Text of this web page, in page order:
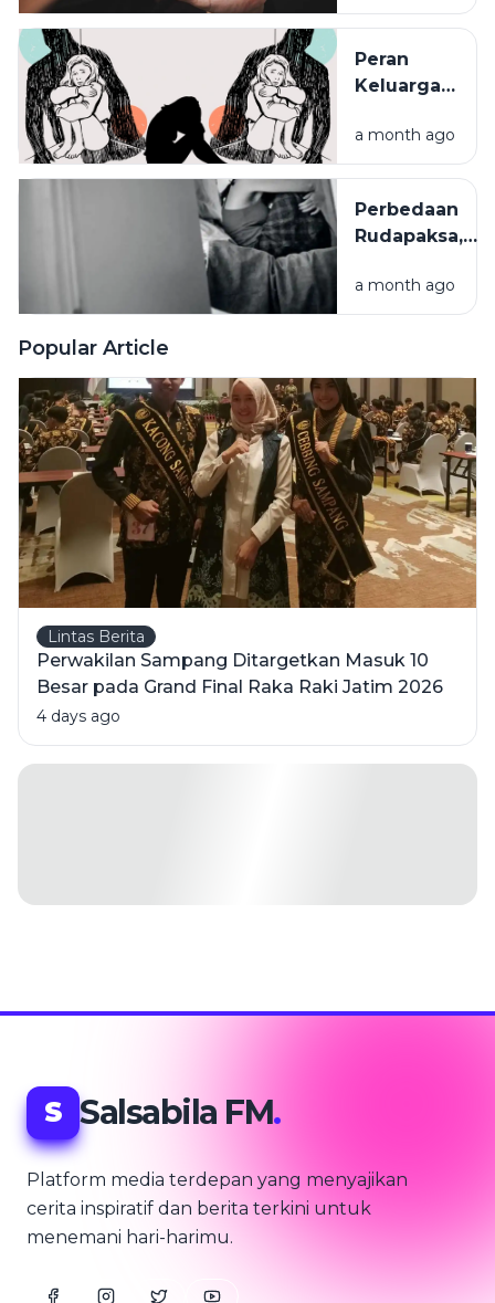
Risiko
Kejahatan
Digital
pada
Trauma
yang Perlu
Peran
Keluarga
Melindungi
Anak dari
Seksual
a month ago
Perbedaan
Rudapaksa,
dan
Pencabulan
Indonesia
a month ago
Popular Article
Lintas Berita
Perwakilan Sampang Ditargetkan Masuk 10
Besar pada Grand Final Raka Raki Jatim 2026
4 days ago
S Salsabila FM.
Platform media terdepan yang menyajikan
cerita inspiratif dan berita terkini untuk
menemani hari-harimu.